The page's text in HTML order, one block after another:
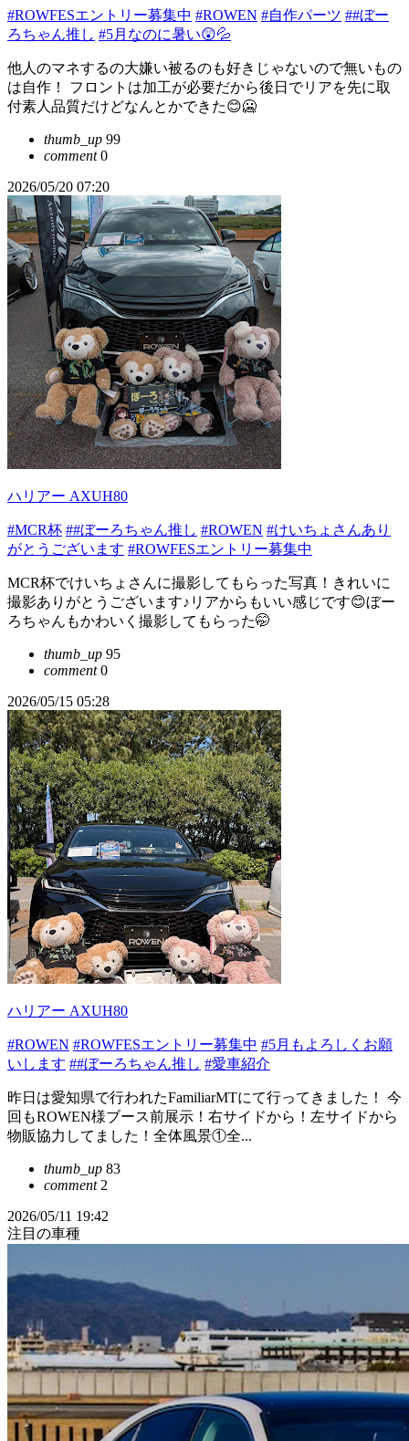
#ROWFESエントリー募集中 #ROWEN #自作パーツ ##ぼー
ろちゃん推し #5月なのに暑い😲💦
他人のマネするの大嫌い被るのも好きじゃないので無いもの
は自作！ フロントは加工が必要だから後日でリアを先に取
付素人品質だけどなんとかできた😊🥶
thumb_up 99
comment0
2026/05/20 07:20
ハリアー AXUH80
#MCR杯 ##ぼーろちゃん推し #ROWEN #けいちょさんあり
がとうございます #ROWFESエントリー募集中
MCR杯でけいちょさんに撮影してもらった写真！きれいに
撮影ありがとうございます♪リアからもいい感じです😊ぼー
ろちゃんもかわいく撮影してもらった🤭
thumb_up 95
comment0
2026/05/15 05:28
ハリアー AXUH80
#ROWEN #ROWFESエントリー募集中 #5月もよろしくお願
いします ##ぼーろちゃん推し #愛車紹介
昨日は愛知県で行われたFamiliarMTにて行ってきました！ 今
回もROWEN様ブース前展示！右サイドから！左サイドから
物販協力してました！全体風景①全...
thumb_up 83
comment2
2026/05/11 19:42
注目の車種